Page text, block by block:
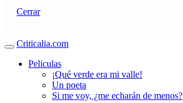
Cerrar
Criticalia.com
Peliculas
¡Qué verde era mi valle!
Un poeta
Si me voy, ¿me echarán de menos?